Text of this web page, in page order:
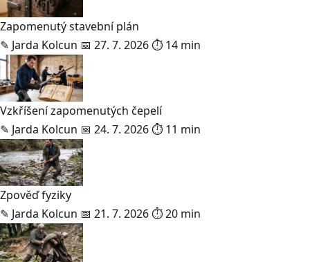
Zapomenutý stavební plán
✎ Jarda Kolcun 📅 27. 7. 2026⏱ 14 min
Vzkříšení zapomenutých čepelí
✎ Jarda Kolcun 📅 24. 7. 2026⏱ 11 min
Zpověď fyziky
✎ Jarda Kolcun 📅 21. 7. 2026⏱ 20 min